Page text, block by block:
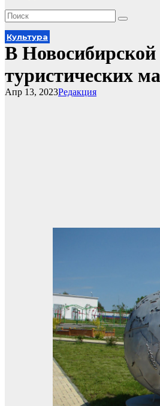
Культура
В Новосибирской
туристических
Редакция
Апр 13, 2023